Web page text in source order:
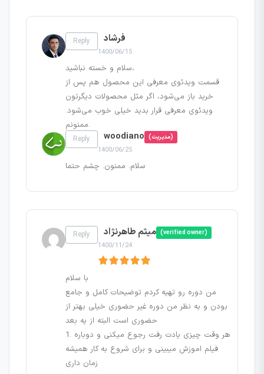
فرشاد
1400/06/15
Reply
سلام و خسته نباشید،
قسمت ویدئوی معرفی این محصول هم پس از
خرید باز می‌شود، اگر مثل محصولات دیگرتون
ویدئوی معرفی قرار بدید خیلی خوب می‌شود.
ممنونم.
woodiano (مدیریت)
1400/06/25
Reply
سلام. ممنون. چشم حتما
میثم طاهرنژاد (verified owner)
1400/11/24
Reply
با سلام
من دوره رو تهیه کردم توضیحات کامل و جامع
بودن و به نظر من دوره غیر حضوری خیلی بهتر از
حضوری است البته از یه بعد
1. هر وقت چیزی یادت رفت رجوع میکنی و دوباره
فیلم اموزش میبینی و برای شروع به کار همیشه
زمان داری